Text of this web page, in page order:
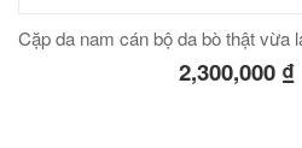
Cặp da nam cán bộ da bò thật vừa
2,300,000 ₫